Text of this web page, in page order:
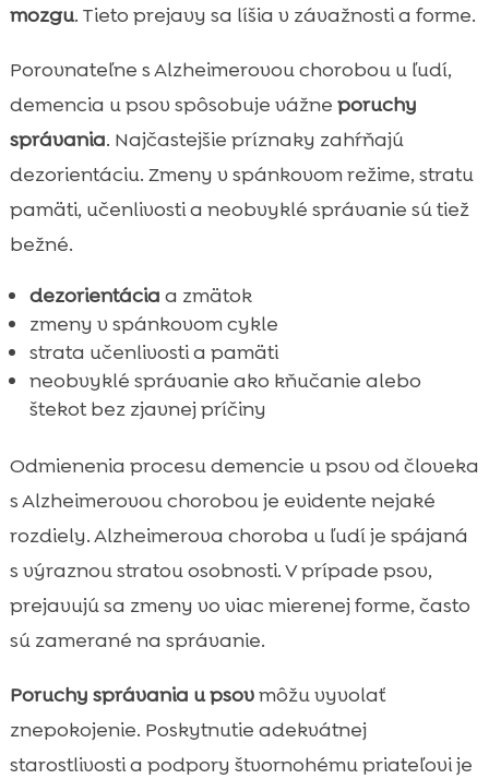
mozgu. Tieto prejavy sa líšia v závažnosti a forme.
Porovnateľne s Alzheimerovou chorobou u ľudí,
demencia u psov spôsobuje vážne poruchy
správania. Najčastejšie príznaky zahŕňajú
dezorientáciu. Zmeny v spánkovom režime, stratu
pamäti, učenlivosti a neobvyklé správanie sú tiež
bežné.
dezorientácia a zmätok
zmeny v spánkovom cykle
strata učenlivosti a pamäti
neobvyklé správanie ako kňučanie alebo
štekot bez zjavnej príčiny
Odmienenia procesu demencie u psov od človeka
s Alzheimerovou chorobou je evidente nejaké
rozdiely. Alzheimerova choroba u ľudí je spájaná
s výraznou stratou osobnosti. V prípade psov,
prejavujú sa zmeny vo viac mierenej forme, často
sú zamerané na správanie.
Poruchy správania u psovmôžu vyvolať
znepokojenie. Poskytnutie adekvátnej
starostlivosti a podpory štvornohému priateľovi je